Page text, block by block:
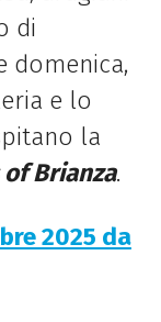
di
domenica,
e lo
la
Brianza.
2025 da